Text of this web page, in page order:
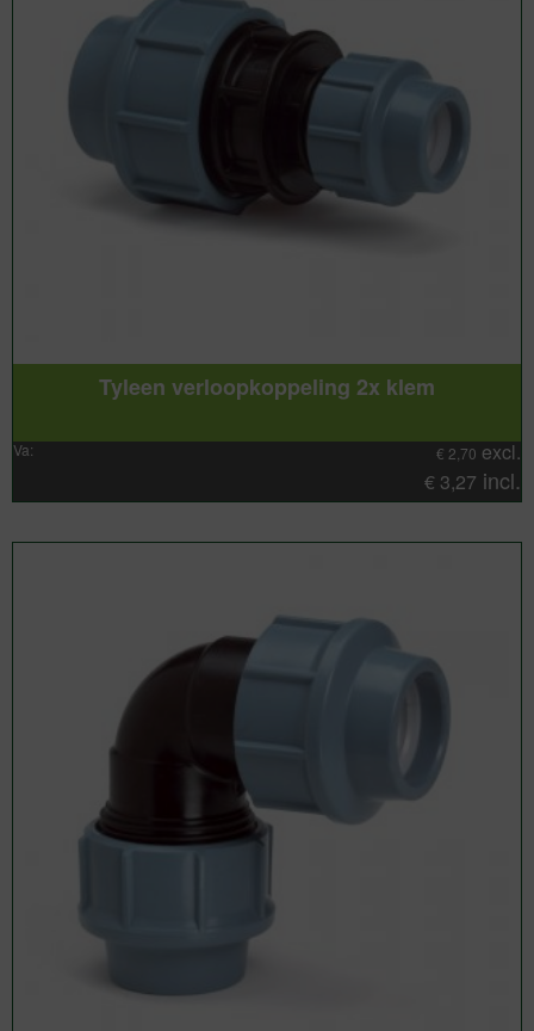
Tyleen verloopkoppeling 2x klem
Va: € 2,70 excl.
€ 3,27 incl.